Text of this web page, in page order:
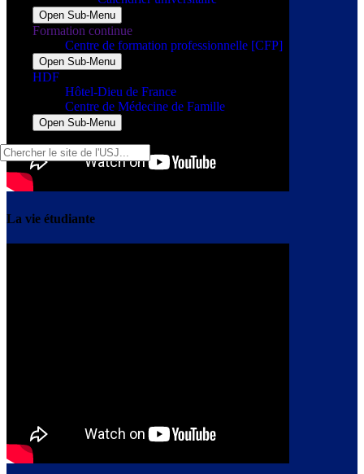
Open Sub-Menu
Formation continue
Centre de formation professionnelle [CFP]
Open Sub-Menu
HDF
Hôtel-Dieu de France
Centre de Médecine de Famille
Open Sub-Menu
La vie étudiante